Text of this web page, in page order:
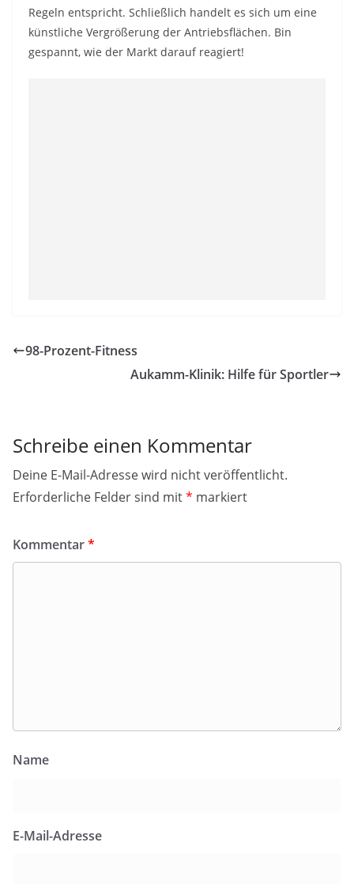
Regeln entspricht. Schließlich handelt es sich um eine
künstliche Vergrößerung der Antriebsflächen. Bin
gespannt, wie der Markt darauf reagiert!
98-Prozent-Fitness
Aukamm-Klinik: Hilfe für Sportler
Schreibe einen Kommentar
Deine E-Mail-Adresse wird nicht veröffentlicht.
Erforderliche Felder sind mit* markiert
Kommentar*
Name
E-Mail-Adresse